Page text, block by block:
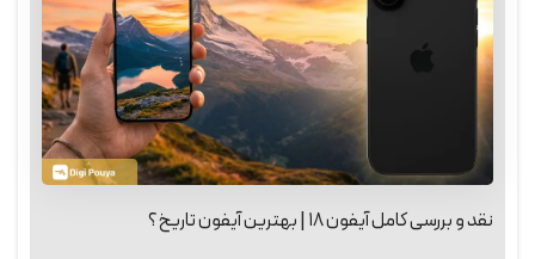
نقد و بررسی کامل آیفون ۱۸ | بهترین آیفون تاریخ؟